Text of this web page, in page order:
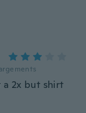
2x but shirt